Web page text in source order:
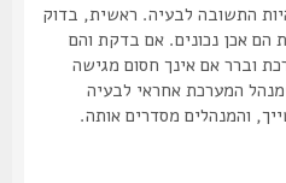
לבעיה. ראשית, בדוק
נכונים. אם בדקת והם
אם אינך חסום מגישה
המערכת אחראי לבעיה
מסדרים אותה.